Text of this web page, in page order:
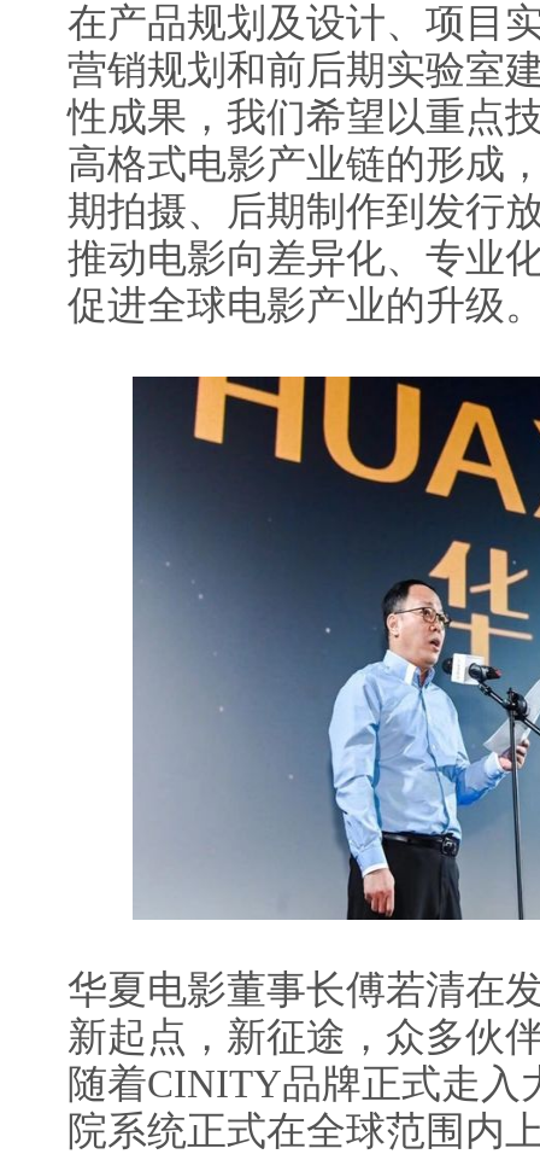
在产品规划及设计、项目
营销规划和前后期实验室
性成果，我们希望以重点
高格式电影产业链的形成
期拍摄、后期制作到发行
推动电影向差异化、专业
促进全球电影产业的升级
华夏电影董事长傅若清在
新起点，新征途，众多伙
随着CINITY品牌正式走
院系统正式在全球范围内